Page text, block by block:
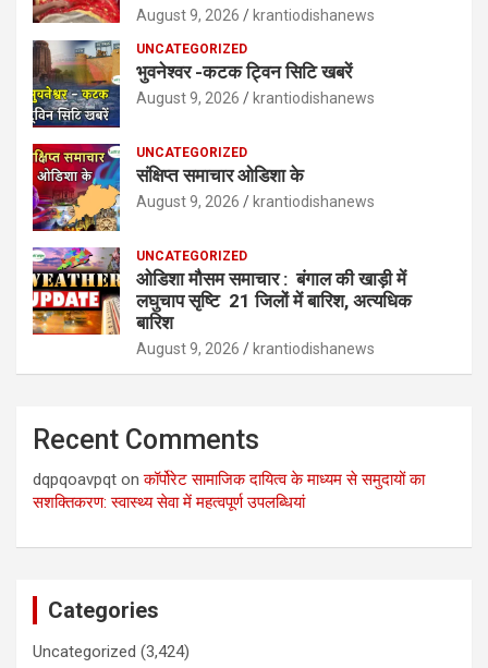
August 9, 2026 krantiodishanews
UNCATEGORIZED
भुवनेश्वर -कटक ट्विन सिटि खबरें
August 9, 2026 krantiodishanews
UNCATEGORIZED
संक्षिप्त समाचार ओडिशा के
August 9, 2026 krantiodishanews
UNCATEGORIZED
ओडिशा मौसम समाचार : बंगाल की खाड़ी में
लघुचाप सृष्टि 21 जिलों में बारिश, अत्यधिक
बारिश
August 9, 2026 krantiodishanews
Recent Comments
dqpqoavpqt onकॉर्पोरेट सामाजिक दायित्व के माध्यम से समुदायों का
सशक्तिकरण: स्वास्थ्य सेवा में महत्वपूर्ण उपलब्धियां
Categories
Uncategorized (3,424)